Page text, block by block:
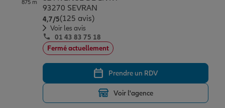
Assurance emprunteur
Prévoyance et dépendance
Assurance animal de compagnie
Protection de la famille
Protection juridique
Épargne & retraite
Plan épargne retraite
Assurance vie
Vos projets
Partir en vacances
Conseil assurance
875 m
93270 SEVRAN
4,7/5Note de 4.7 sur 5
(125 avis)
Voir les avis
01 43 83 75 18
Fermé actuellement
Prendre un RDV
Voir l'agence